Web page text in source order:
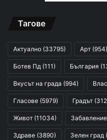
Тагове
Актуално (33795) Арт (954)
Ботев Пд (111) България
Вкусът на града (994)
Гласове (5979) Градът
Живот (11034) Забавление
Здраве (3890) Зелен град